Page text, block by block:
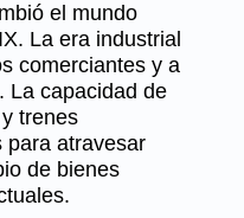
el mundo
La era industrial
comerciantes y a
La capacidad de
trenes
para atravesar
de bienes